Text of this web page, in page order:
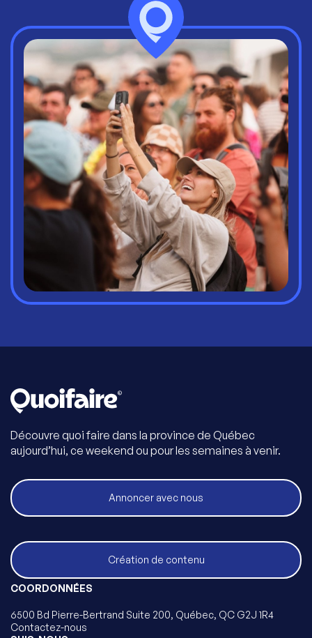
Découvre quoi faire dans la province de Québec
aujourd’hui, ce weekend ou pour les semaines à venir.
Annoncer avec nous
Création de contenu
COORDONNÉES
6500 Bd Pierre-Bertrand Suite 200, Québec, QC G2J 1R4
Contactez-nous